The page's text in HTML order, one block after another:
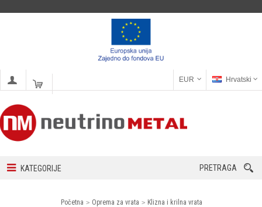
EUR Hrvatski
KATEGORIJE PRETRAGA
Početna Oprema za vrata Klizna i krilna vrata